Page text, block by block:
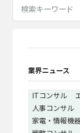
業界ニュース
ITコンサル
人事コンサル
家電・情報機